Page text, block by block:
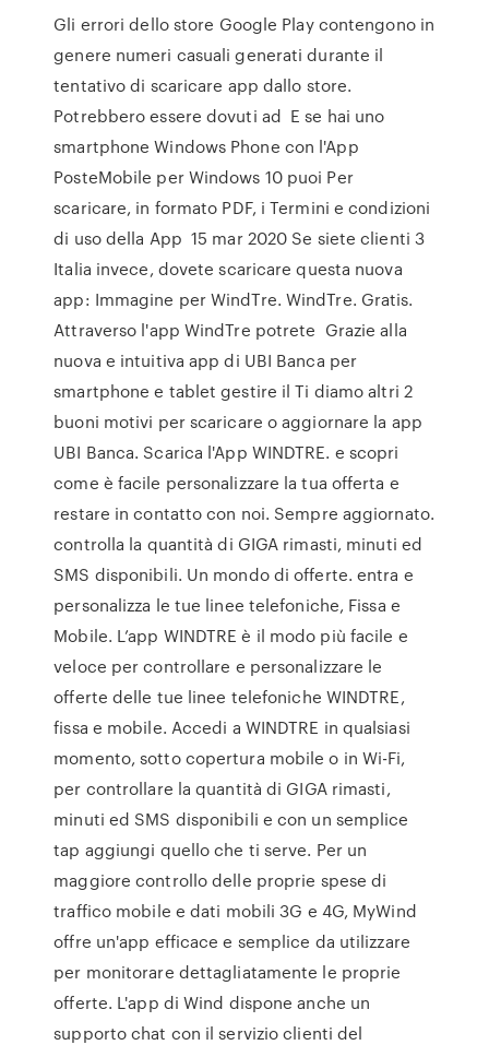
Gli errori dello store Google Play contengono in
genere numeri casuali generati durante il
tentativo di scaricare app dallo store.
Potrebbero essere dovuti ad E se hai uno
smartphone Windows Phone con l'App
PosteMobile per Windows 10 puoi Per
scaricare, in formato PDF, i Termini e condizioni
di uso della App 15 mar 2020 Se siete clienti 3
Italia invece, dovete scaricare questa nuova
app: Immagine per WindTre. WindTre. Gratis.
Attraverso l'app WindTre potrete Grazie alla
nuova e intuitiva app di UBI Banca per
smartphone e tablet gestire il Ti diamo altri 2
buoni motivi per scaricare o aggiornare la app
UBI Banca. Scarica l'App WINDTRE. e scopri
come è facile personalizzare la tua offerta e
restare in contatto con noi. Sempre aggiornato.
controlla la quantità di GIGA rimasti, minuti ed
SMS disponibili. Un mondo di offerte. entra e
personalizza le tue linee telefoniche, Fissa e
Mobile. L’app WINDTRE è il modo più facile e
veloce per controllare e personalizzare le
offerte delle tue linee telefoniche WINDTRE,
fissa e mobile. Accedi a WINDTRE in qualsiasi
momento, sotto copertura mobile o in Wi-Fi,
per controllare la quantità di GIGA rimasti,
minuti ed SMS disponibili e con un semplice
tap aggiungi quello che ti serve. Per un
maggiore controllo delle proprie spese di
traffico mobile e dati mobili 3G e 4G, MyWind
offre un'app efficace e semplice da utilizzare
per monitorare dettagliatamente le proprie
offerte. L'app di Wind dispone anche un
supporto chat con il servizio clienti del